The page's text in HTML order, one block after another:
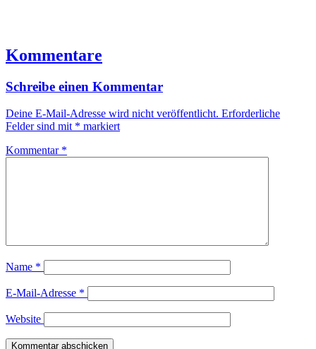
Kommentare
Schreibe einen Kommentar
Deine E-Mail-Adresse wird nicht veröffentlicht. Erforderliche
Felder sind mit * markiert
Kommentar *
Name *
E-Mail-Adresse *
Website